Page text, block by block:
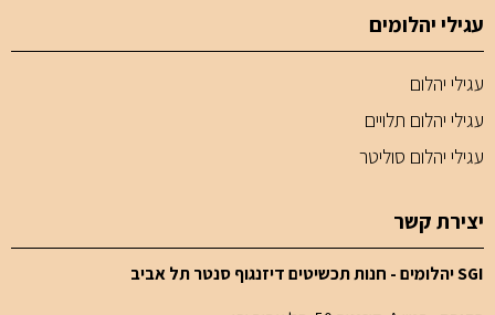
עגילי יהלומים
עגילי יהלום
עגילי יהלום תלויים
עגילי יהלום סוליטר
יצירת קשר
SGI יהלומים - חנות תכשיטים דיזנגוף סנטר תל אביב